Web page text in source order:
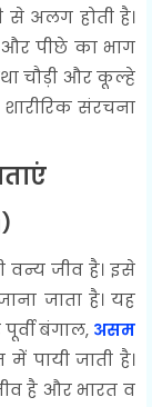
से अलग होती है।
पीछे का भाग
चौड़ी और कूल्हे
संरचना
वन्य जीव है। इसे
जाता है। यह
बंगाल, असम
पायी जाती है।
है और भारत व